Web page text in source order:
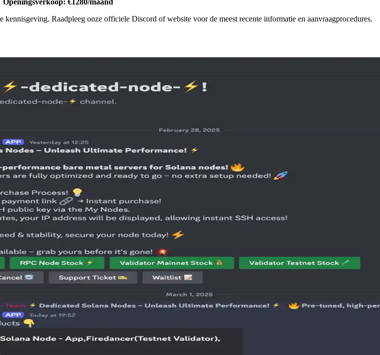
Raadpleeg onze officiele Discord of website voor de meest recente informatie en aanvraagprocedures.